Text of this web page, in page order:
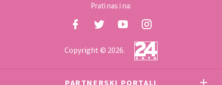
Prati nas i na:
Copyright © 2026.
PARTNERSKI PORTALI